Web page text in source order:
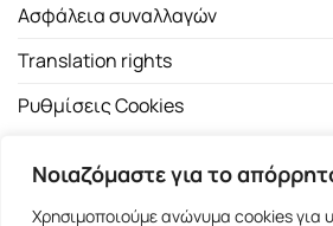
Νοιαζόμαστε για το
Χρησιμοποιούμε ανώνυμα cookies για
Ασφάλεια συναλλαγών
Translation rights
Ρυθμίσεις Cookies